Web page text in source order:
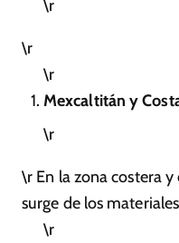
\r
\r
\r
Mexcaltitán y
\r
\r En la zona costera
surge de los
\r